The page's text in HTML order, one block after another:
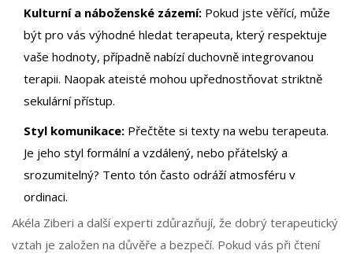
Kulturní a náboženské zázemí: Pokud jste věřící, může
být pro vás výhodné hledat terapeuta, který respektuje
vaše hodnoty, případně nabízí duchovně integrovanou
terapii. Naopak ateisté mohou upřednostňovat striktně
sekulární přístup.
Styl komunikace: Přečtěte si texty na webu terapeuta.
Je jeho styl formální a vzdálený, nebo přátelský a
srozumitelný? Tento tón často odráží atmosféru v
ordinaci.
Akéla Ziberi a další experti zdůrazňují, že dobrý terapeutický
vztah je založen na důvěře a bezpečí. Pokud vás při čtení